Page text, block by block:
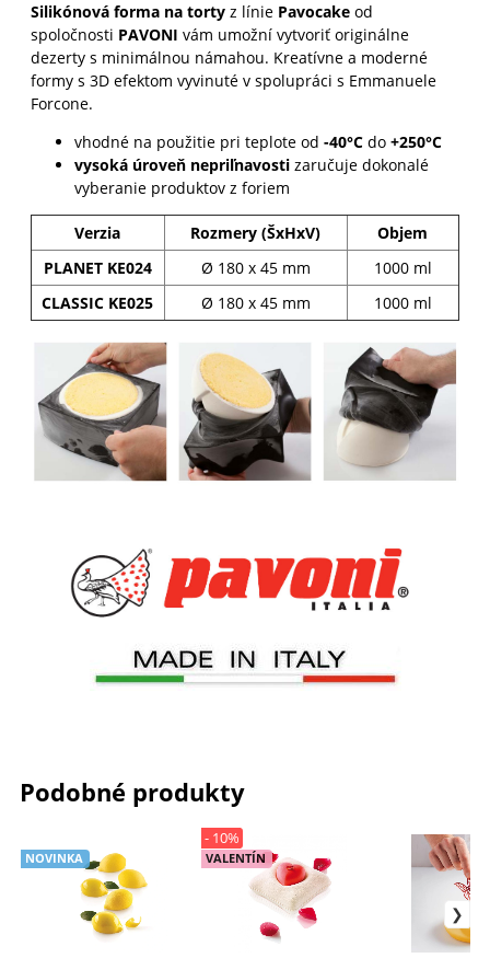
Silikónová forma na torty z línie Pavocake od
spoločnosti PAVONI vám umožní vytvoriť originálne
dezerty s minimálnou námahou. Kreatívne a moderné
formy s 3D efektom vyvinuté v spolupráci s Emmanuele
Forcone.
vhodné na použitie pri teplote od -40°C do+250°C
vysoká úroveň nepriľnavostizaručuje dokonalé
vyberanie produktov z foriem
Verzia Rozmery (ŠxHxV)
Objem
PLANET KE024
Ø 180 x 45 mm
1000 ml
CLASSIC KE025
Ø 180 x 45 mm 1000 ml
Podobné produkty
NOVINKA VALENTÍN
- 10%